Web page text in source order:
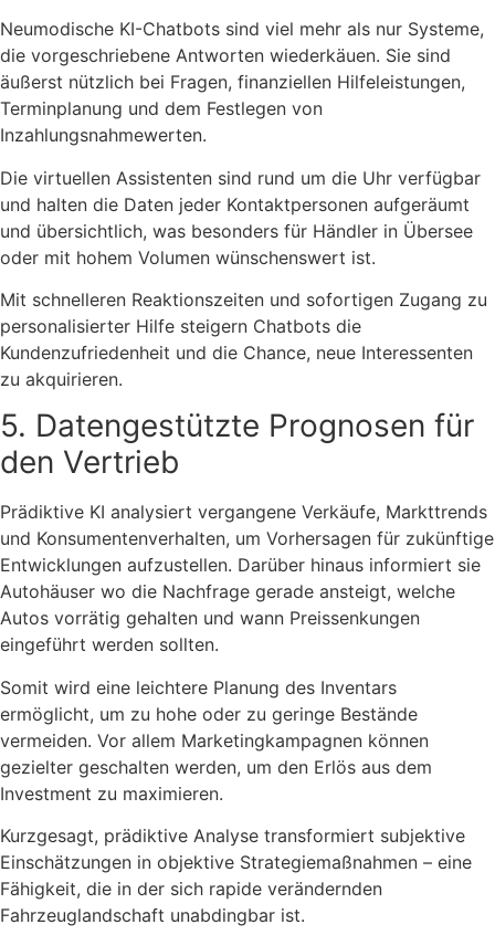
Neumodische KI-Chatbots sind viel mehr als nur Systeme,
die vorgeschriebene Antworten wiederkäuen. Sie sind
äußerst nützlich bei Fragen, finanziellen Hilfeleistungen,
Terminplanung und dem Festlegen von
Inzahlungsnahmewerten.
Die virtuellen Assistenten sind rund um die Uhr verfügbar
und halten die Daten jeder Kontaktpersonen aufgeräumt
und übersichtlich, was besonders für Händler in Übersee
oder mit hohem Volumen wünschenswert ist.
Mit schnelleren Reaktionszeiten und sofortigen Zugang zu
personalisierter Hilfe steigern Chatbots die
Kundenzufriedenheit und die Chance, neue Interessenten
zu akquirieren.
5. Datengestützte Prognosen für
den Vertrieb
Prädiktive KI analysiert vergangene Verkäufe, Markttrends
und Konsumentenverhalten, um Vorhersagen für zukünftige
Entwicklungen aufzustellen. Darüber hinaus informiert sie
Autohäuser wo die Nachfrage gerade ansteigt, welche
Autos vorrätig gehalten und wann Preissenkungen
eingeführt werden sollten.
Somit wird eine leichtere Planung des Inventars
ermöglicht, um zu hohe oder zu geringe Bestände
vermeiden. Vor allem Marketingkampagnen können
gezielter geschalten werden, um den Erlös aus dem
Investment zu maximieren.
Kurzgesagt, prädiktive Analyse transformiert subjektive
Einschätzungen in objektive Strategiemaßnahmen – eine
Fähigkeit, die in der sich rapide verändernden
Fahrzeuglandschaft unabdingbar ist.